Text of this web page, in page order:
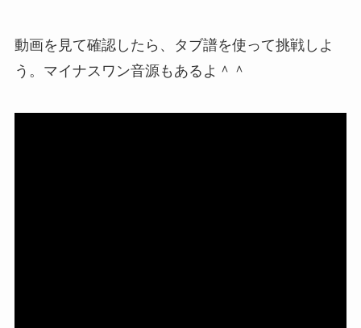
動画を見て確認したら、タブ譜を使って挑戦しよ
う。マイナスワン音源もあるよ＾＾